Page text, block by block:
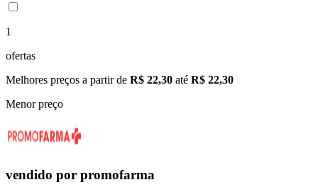
1
ofertas
Melhores preços a partir de R$ 22,30 até R$ 22,30
Menor preço
vendido por promofarma